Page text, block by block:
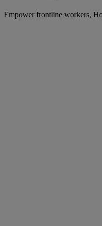
Empower frontline workers,